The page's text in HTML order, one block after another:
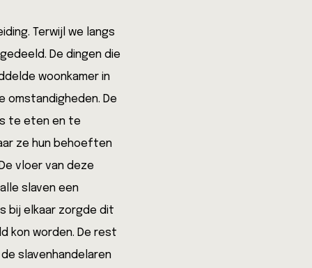
Terwijl we langs
De dingen die
woonkamer in
omstandigheden. De
te eten en te
ze hun behoeften
vloer van deze
slaven een
bij elkaar zorgde dit
kon worden. De rest
slavenhandelaren